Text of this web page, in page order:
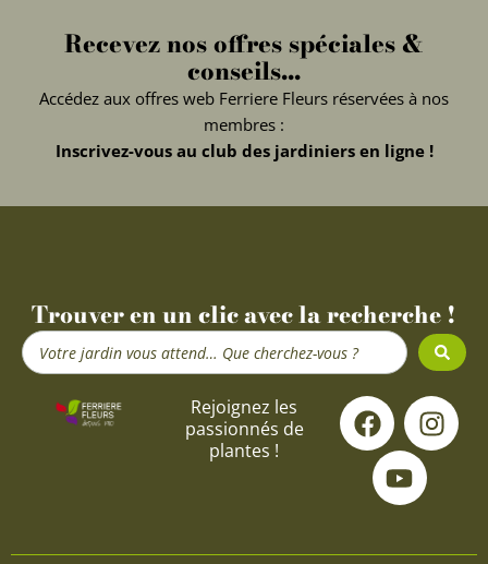
Recevez nos offres spéciales &
conseils...
Accédez aux offres web Ferriere Fleurs réservées à nos
membres :
Inscrivez-vous au club des jardiniers en ligne !
Trouver en un clic avec la recherche !
Search
...
Rejoignez les
passionnés de
plantes !
F
a
c
e
o
I
n
s
g
Y
o
u
t
u
b